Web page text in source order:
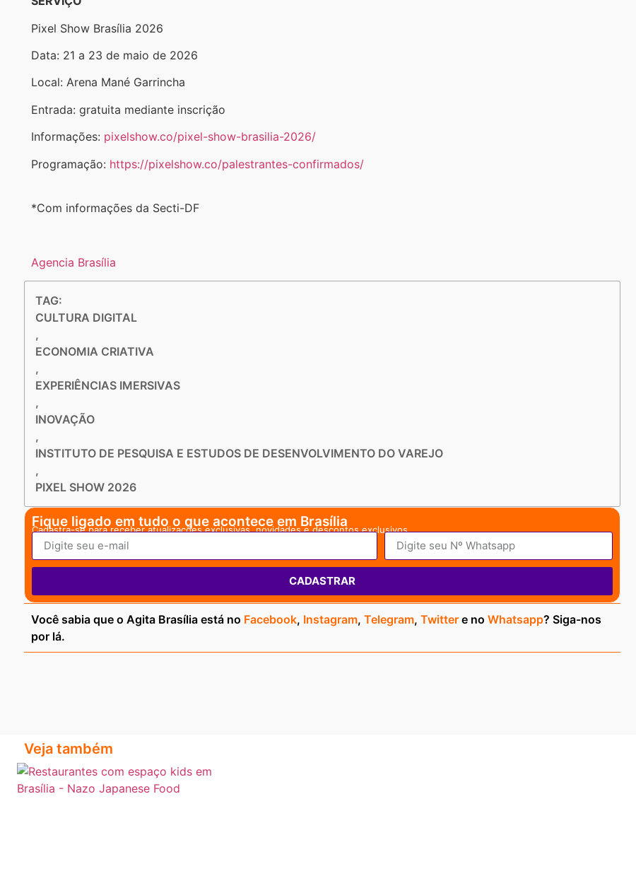
Pixel Show Brasília 2026
Data: 21 a 23 de maio de 2026
Local: Arena Mané Garrincha
Entrada: gratuita mediante inscrição
Informações: pixelshow.co/pixel-show-brasilia-2026/
Programação: https://pixelshow.co/palestrantes-confirmados/
*Com informações da Secti-DF
Agencia Brasília
TAG:
CULTURA DIGITAL
,
ECONOMIA CRIATIVA
,
EXPERIÊNCIAS IMERSIVAS
,
INOVAÇÃO
,
INSTITUTO DE PESQUISA E ESTUDOS DE DESENVOLVIMENTO DO VAREJO
,
PIXEL SHOW 2026
Fique ligado em tudo o que acontece em Brasília
Cadastra-se para receber atualizações exclusivas, novidades e descontos exclusivos.
CADASTRAR
Você sabia que o Agita Brasília está no Facebook, Instagram, Telegram, Twitter e no Whatsapp? Siga-nos
por lá.
Veja também